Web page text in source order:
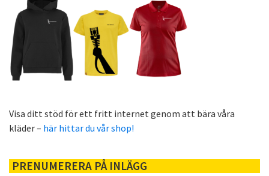
Visa ditt stöd för ett fritt internet genom att bära våra
kläder – här hittar du vår shop!
PRENUMERERA PÅ INLÄGG